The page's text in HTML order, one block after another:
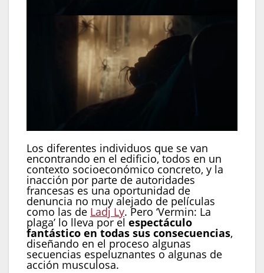
Los diferentes individuos que se van
encontrando en el edificio, todos en un
contexto socioeconómico concreto, y la
inacción por parte de autoridades
francesas es una oportunidad de
denuncia no muy alejado de películas
como las de Ladj Ly. Pero ‘Vermin: La
plaga’ lo lleva por el espectáculo
fantástico en todas sus consecuencias,
diseñando en el proceso algunas
secuencias espeluznantes o algunas de
acción musculosa.